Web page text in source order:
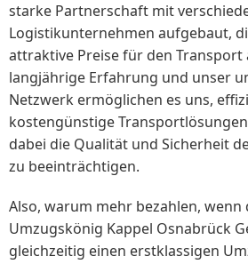
starke Partnerschaft mit
Logistikunternehmen aufgebaut,
attraktive Preise für den Transport
langjährige Erfahrung und unser
Netzwerk ermöglichen es uns,
kostengünstige
dabei die Qualität und Sicherheit
zu beeinträchtigen.
Also, warum mehr bezahlen, wenn
Umzugskönig Kappel Osnabrück
gleichzeitig einen erstklassigen